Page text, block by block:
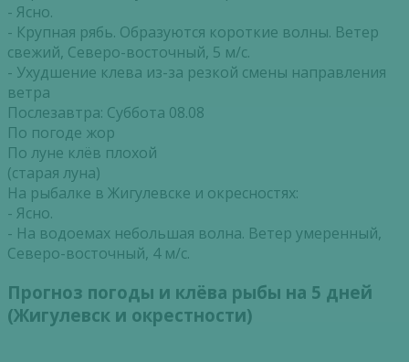
- Ясно.
- Крупная рябь. Образуются короткие волны. Ветер
свежий, Северо-восточный, 5 м/с.
- Ухудшение клева из-за резкой смены направления
ветра
Послезавтра: Суббота 08.08
По погоде жор
По луне клёв плохой
(старая луна)
На рыбалке в Жигулевске и окресностях:
- Ясно.
- На водоемах небольшая волна. Ветер умеренный,
Северо-восточный, 4 м/с.
Прогноз погоды и клёва рыбы на 5 дней
(Жигулевск и окрестности)